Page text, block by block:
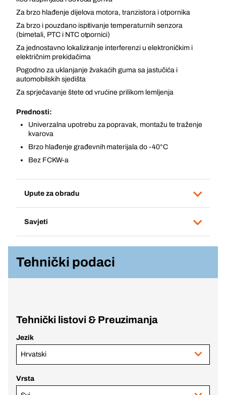
Za brzo hlađenje dijelova motora, tranzistora i otpornika
Za brzo i pouzdano ispitivanje temperaturnih senzora
(bimetali, PTC i NTC otpornici)
Za jednostavno lokaliziranje interferenzi u elektroničkim i
električnim prekidačima
Pogodno za uklanjanje žvakaćih guma sa jastučića i
automobilskih sjedišta
Za sprječavanje štete od vrućine prilikom lemljenja
Prednosti:
Univerzalna upotrebu za popravak, montažu te traženje
kvarova
Brzo hlađenje građevnih materijala do -40°C
Bez FCKW-a
Upute za obradu
Savjeti
Tehnički podaci
Tehnički listovi & Preuzimanja
Jezik
Hrvatski
Vrsta